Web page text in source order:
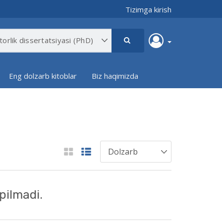
Tizimga kirish
Eng dolzarb kitoblar Biz haqimizda